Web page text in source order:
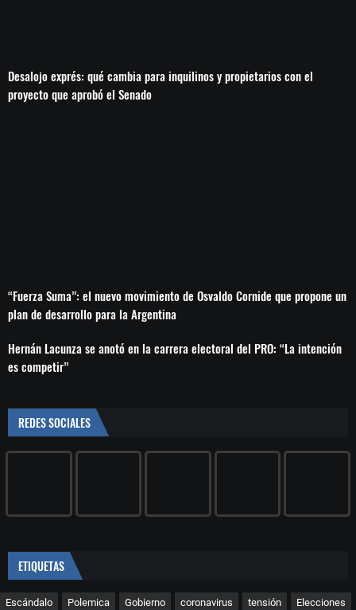
Desalojo exprés: qué cambia para inquilinos y propietarios con el
proyecto que aprobó el Senado
“Fuerza Suma”: el nuevo movimiento de Osvaldo Cornide que propone un
plan de desarrollo para la Argentina
Hernán Lacunza se anotó en la carrera electoral del PRO: “La intención
es competir”
REDES SOCIALES
ETIQUETAS
Escándalo Polemica Gobierno coronavirus tensión Elecciones